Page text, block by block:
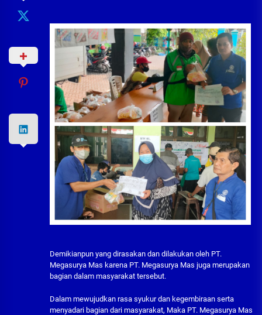
Demikianpun yang dirasakan dan dilakukan oleh PT.
Megasurya Mas karena PT. Megasurya Mas juga merupakan
bagian dalam masyarakat tersebut.
Dalam mewujudkan rasa syukur dan kegembiraan serta
menyadari bagian dari masyarakat, Maka PT. Megasurya Mas